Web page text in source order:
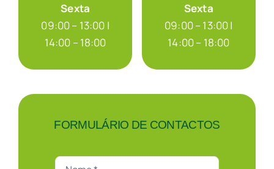
Sexta
09:00 – 13:00 |
14:00 – 18:00
Sexta
09:00 – 13:00 |
14:00 – 18:00
FORMULÁRIO DE CONTACTOS